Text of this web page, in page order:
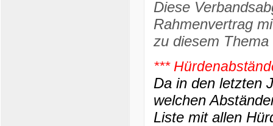
Diese
Rahmenvertrag
zu diesem
***
Da in den letzten
welchen
Liste mit allen